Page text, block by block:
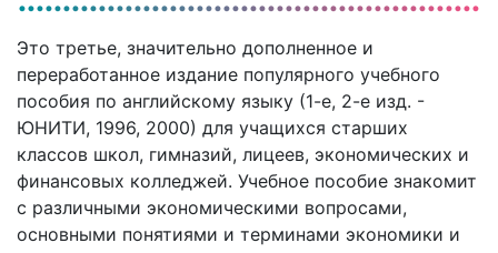
Это третье, значительно дополненное и
переработанное издание популярного учебного
пособия по английскому языку (1-е, 2-е изд. -
ЮНИТИ, 1996, 2000) для учащихся старших
классов школ, гимназий, лицеев, экономических и
финансовых колледжей. Учебное пособие знакомит
с различными экономическими вопросами,
основными понятиями и терминами экономики и